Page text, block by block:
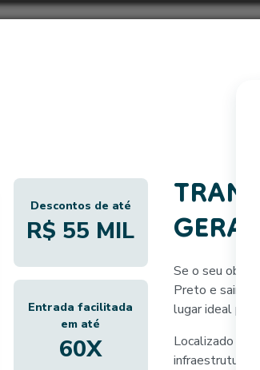
Descontos de até
R$ 55 MIL
Entrada facilitada
em até
60X
Se o seu
Preto e sair do
lugar ideal
Localizado em
infraestrutura